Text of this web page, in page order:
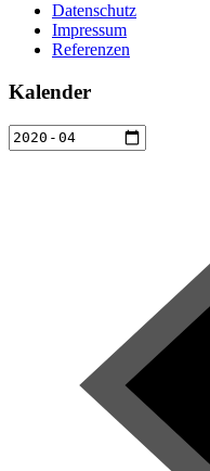
Datenschutz
Impressum
Referenzen
Kalender